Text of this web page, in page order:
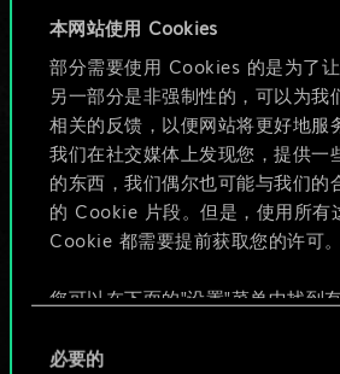
本网站使用 Cookies
部分需要使用 Cookies 的是为了
另一部分是非强制性的，可以为我
相关的反馈，以便网站将更好地服
我们在社交媒体上发现您，提供一
的东西，我们偶尔也可能与我们的
的 Cookie 片段。但是，使用所有
Cookie 都需要提前获取您的许可。
您可以在下面的"设置"菜单中找到
好。一旦您了解了其中的内容并准
必要的
牌，但能做的
些！
给牌组命名并撰写
编辑牌组